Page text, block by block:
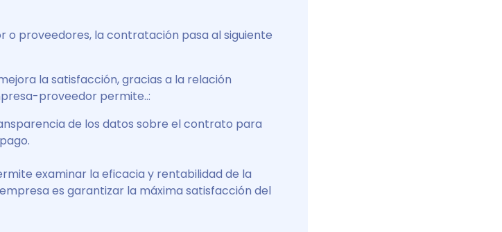
o proveedores, la contratación pasa al siguiente
la satisfacción, gracias a la relación
proveedor permite..:
de los datos sobre el contrato para
examinar la eficacia y rentabilidad de la
es garantizar la máxima satisfacción del